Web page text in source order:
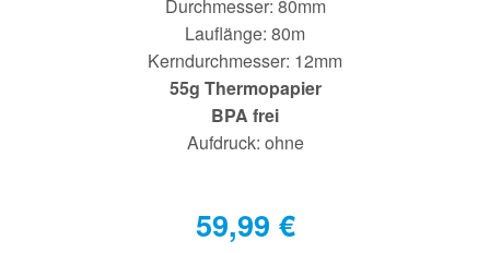
Durchmesser: 80mm
Lauflänge: 80m
Kerndurchmesser: 12mm
55g Thermopapier
BPA frei
Aufdruck: ohne
59,99 €